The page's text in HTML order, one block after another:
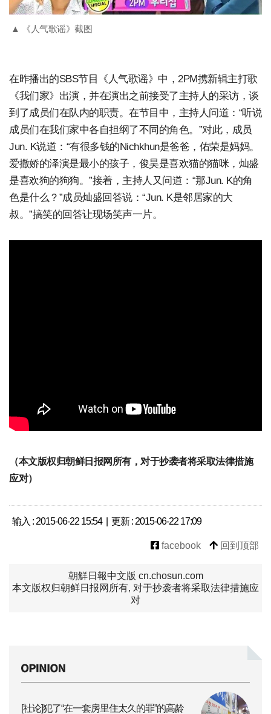
▲ 《人气歌谣》截图
在昨播出的SBS节目《人气歌谣》中，2PM携新辑主打歌
《我们家》出演，并在演出之前接受了主持人的采访，谈
到了成员们在队内的职责。在节目中，主持人问道：“听说
成员们在我们家中各自担纲了不同的角色。”对此，成员
Jun. K说道：“有很多钱的Nichkhun是爸爸，佑荣是妈妈。
爱撒娇的泽演是最小的孩子，俊昊是喜欢猫的猫咪，灿盛
是喜欢狗的狗狗。”接着，主持人又问道：“那Jun. K的角
色是什么？”成员灿盛回答说：“Jun. K是邻居家的大
叔。”搞笑的回答让现场笑声一片。
（本文版权归朝鲜日报网所有，对于抄袭者将采取法律措施
应对）
输入 : 2015-06-22 15:54 | 更新 : 2015-06-22 17:09
facebook 回到顶部
朝鮮日報中文版 cn.chosun.com
本文版权归朝鲜日报网所有, 对于抄袭者将采取法律措施应
对
[社论]犯了“在一套房里住太久的罪”的高龄